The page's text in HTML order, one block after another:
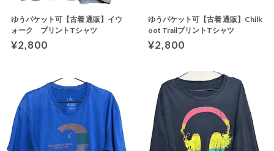
ゆうパケット可【古着 通販】イウ
ォーク プリントTシャツ
¥2,800
ゆうパケット可【古着 通販】Chilk
oot TrailプリントTシャツ
¥2,800